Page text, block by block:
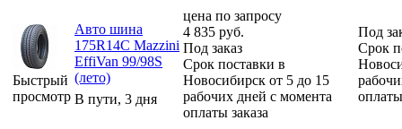
Быстрый
просмотр
Авто шина
175R14C Mazzini
EffiVan 99/98S
(лето)
В пути, 3 дня
цена по запросу
4 835 руб.
Под заказ
Срок поставки в
Новосибирск от 5 до 15
рабочих дней с момента
оплаты заказа
Под
Срок